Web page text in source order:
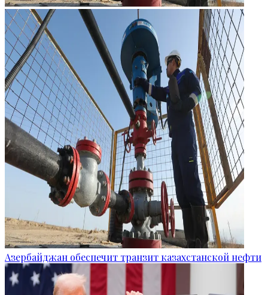
Азербайджан обеспечит транзит казахстанской нефти